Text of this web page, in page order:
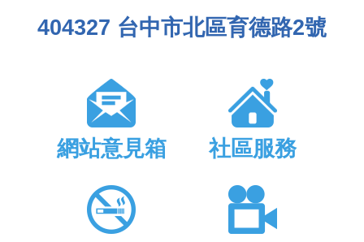
404327 台中市北區育德路2號
網站意見箱 社區服務